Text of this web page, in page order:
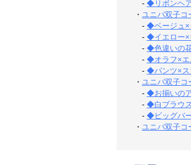
- ◆リボンヘ
・ ユニバ双子コ
- ◆ベージュ×
- ◆イエロー×
- ◆色違いの
- ◆オラフ×エ
- ◆パンツ×ス
・ ユニバ双子コ
- ◆お揃いの
- ◆白ブラウ
- ◆ビッグバ
・ ユニバ双子コ